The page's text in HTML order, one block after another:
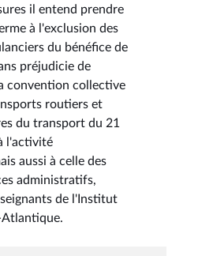
il entend prendre
à l'exclusion des
du bénéfice de
préjudicie de
convention collective
routiers et
du transport du 21
l'activité
aussi à celle des
administratifs,
de l'Institut
Atlantique.